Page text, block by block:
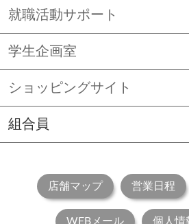
就職活動サポート
学生企画室
ショッピングサイト
組合員
店舗マップ 営業日程
WEBメール 個人情